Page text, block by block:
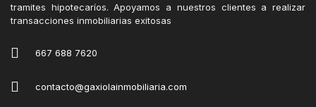
tramites hipotecaríos. Apoyamos a nuestros clientes a realizar
transacciones inmobiliarias exitosas
667 688 7620
contacto@gaxiolainmobiliaria.com